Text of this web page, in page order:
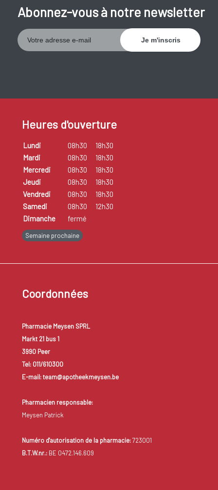
Abonnez-vous à notre newsletter
Heures d'ouverture
Lundi 08h30
18h30
Mardi
08h30
18h30
Mercredi
08h30
18h30
Jeudi
08h30
18h30
Vendredi
08h30
18h30
Samedi
08h30
12h30
Dimanche
fermé
Semaine prochaine
Coordonnées
Pharmacie Meysen SPRL
Markt 21 bus 1
3990 Peer
Tel: 011/610300
E-mail: team@apotheekmeysen.be
Pharmacien responsable:
Meysen Patrick
Numéro d'autorisation de la pharmacie:723001
B.T.W.nr.:BE 0472.146.609